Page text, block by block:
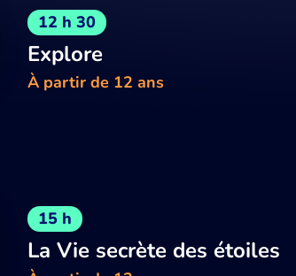
12 h 30
Explore
À partir de 12 ans
15 h
La Vie secrète des étoiles